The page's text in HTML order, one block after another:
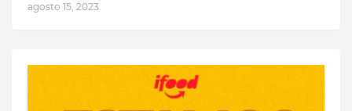
agosto 15, 2023